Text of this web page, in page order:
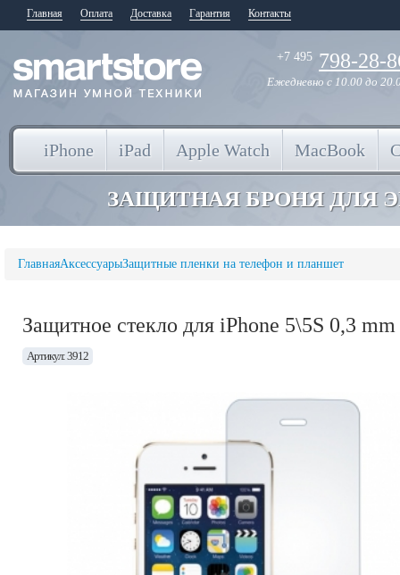
Главная Оплата Доставка Гарантия Контакты
+7 495 798-28-
Ежедневно с 10.00 до
iPhone iPad Apple Watch MacBook
ЗАЩИТНАЯ БРОНЯ ДЛЯ
ГлавнаяАксессуарыЗащитные пленки на телефон и планшет
Защитное стекло для iPhone 5\5S 0,3 mm
Артикул: 3912